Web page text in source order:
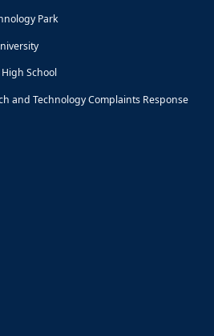
Park
School
and Technology Complaints Response